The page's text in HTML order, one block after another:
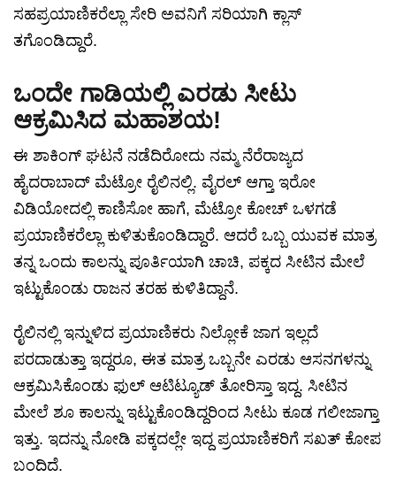
ಸಹಪ್ರಯಾಣಿಕರೆಲ್ಲಾ ಸೇರಿ ಅವನಿಗೆ ಸರಿಯಾಗಿ ಕ್ಲಾಸ್
ತಗೊಂಡಿದ್ದಾರೆ.
ಒಂದೇ ಗಾಡಿಯಲ್ಲಿ ಎರಡು ಸೀಟು
ಆಕ್ರಮಿಸಿದ ಮಹಾಶಯ!
ಈ ಶಾಕಿಂಗ್ ಘಟನೆ ನಡೆದಿರೋದು ನಮ್ಮ ನೆರೆರಾಜ್ಯದ
ಹೈದರಾಬಾದ್ ಮೆಟ್ರೋ ರೈಲಿನಲ್ಲಿ. ವೈರಲ್ ಆಗ್ತಾ ಇರೋ
ವಿಡಿಯೋದಲ್ಲಿ ಕಾಣಿಸೋ ಹಾಗೆ, ಮೆಟ್ರೋ ಕೋಚ್ ಒಳಗಡೆ
ಪ್ರಯಾಣಿಕರೆಲ್ಲಾ ಕುಳಿತುಕೊಂಡಿದ್ದಾರೆ. ಆದರೆ ಒಬ್ಬ ಯುವಕ ಮಾತ್ರ
ತನ್ನ ಒಂದು ಕಾಲನ್ನು ಪೂರ್ತಿಯಾಗಿ ಚಾಚಿ, ಪಕ್ಕದ ಸೀಟಿನ ಮೇಲೆ
ಇಟ್ಟುಕೊಂಡು ರಾಜನ ತರಹ ಕುಳಿತಿದ್ದಾನೆ.
ರೈಲಿನಲ್ಲಿ ಇನ್ನುಳಿದ ಪ್ರಯಾಣಿಕರು ನಿಲ್ಲೋಕೆ ಜಾಗ ಇಲ್ಲದೆ
ಪರದಾಡುತ್ತಾ ಇದ್ದರೂ, ಈತ ಮಾತ್ರ ಒಬ್ಬನೇ ಎರಡು ಆಸನಗಳನ್ನು
ಆಕ್ರಮಿಸಿಕೊಂಡು ಫುಲ್ ಆಟಿಟ್ಯೂಡ್ ತೋರಿಸ್ತಾ ಇದ್ದ. ಸೀಟಿನ
ಮೇಲೆ ಶೂ ಕಾಲನ್ನು ಇಟ್ಟುಕೊಂಡಿದ್ದರಿಂದ ಸೀಟು ಕೂಡ ಗಲೀಜಾಗ್ತಾ
ಇತ್ತು. ಇದನ್ನು ನೋಡಿ ಪಕ್ಕದಲ್ಲೇ ಇದ್ದ ಪ್ರಯಾಣಿಕರಿಗೆ ಸಖತ್ ಕೋಪ
ಬಂದಿದೆ.